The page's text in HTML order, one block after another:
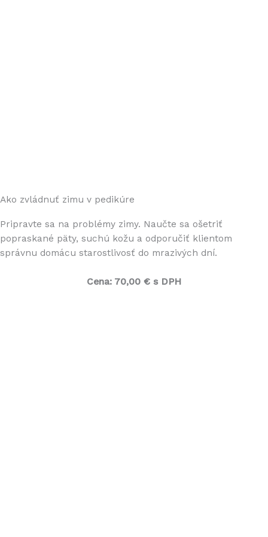
Ako zvládnuť zimu v pedikúre
Pripravte sa na problémy zimy. Naučte sa ošetriť
popraskané päty, suchú kožu a odporučiť klientom
správnu domácu starostlivosť do mrazivých dní.
Cena: 70,00 € s DPH